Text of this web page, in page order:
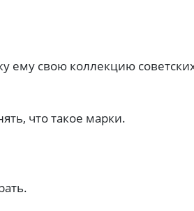
ему свою коллекцию
что такое марки.